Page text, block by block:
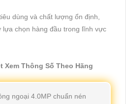
dùng và chất lượng ổn định,
lựa chọn hàng đầu trong lĩnh vực
Xem Thông Số Theo Hãng
ngoại 4.0MP chuẩn nén